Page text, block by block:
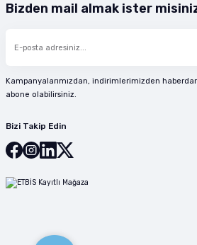
Bizden mail almak ister
Kampanyalarımızdan, indirimlerimizden
abone olabilirsiniz.
Bizi Takip Edin